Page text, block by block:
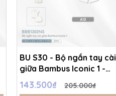
BU S30 - Bộ ngắn tay cài
giữa Bambus Iconic 1 -
BBB1302NS - Trắng A12 -
1-3M - SS25.BP
143.500₫ 205.000₫